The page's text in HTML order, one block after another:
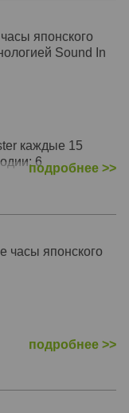
японского
Sound In
каждые 15
6
подробнее >>
часы японского
подробнее >>